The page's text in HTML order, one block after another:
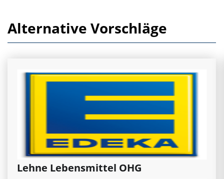
Alternative Vorschläge
Lehne Lebensmittel OHG